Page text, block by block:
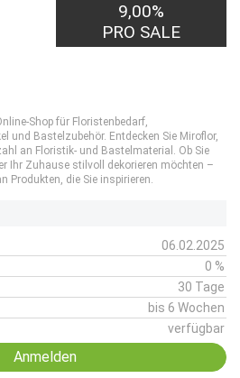
9,00%
PRO SALE
Shop für Floristenbedarf,
und Bastelzubehör. Entdecken Sie Miroflor,
an Floristik- und Bastelmaterial. Ob Sie
Ihr Zuhause stilvoll dekorieren möchten –
Produkten, die Sie inspirieren.
06.02.2025
0 %
30 Tage
bis 6 Wochen
verfügbar
Anmelden